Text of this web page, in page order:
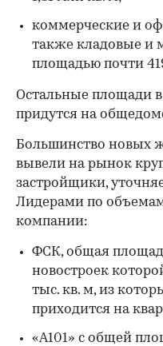
коммерческие и
также кладовые и
площадью почти
00:00 /
Остальные площади
придутся на
Большинство новых
вывели на рынок
застройщики,
Лидерами по
компании:
ФСК, общая
новостроек
тыс. кв. м, из
приходится на
«А101» с общей